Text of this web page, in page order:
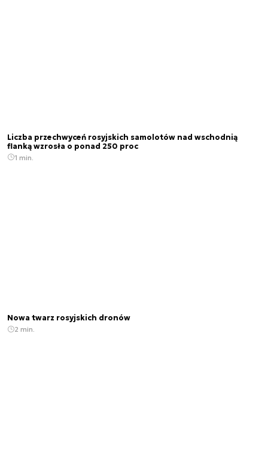
Liczba przechwyceń rosyjskich samolotów nad wschodnią
flanką wzrosła o ponad 250 proc
1 min.
Nowa twarz rosyjskich dronów
2 min.